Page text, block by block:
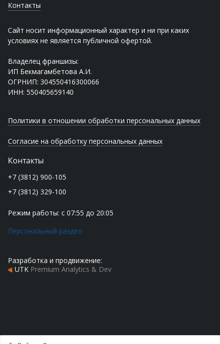
Контакты
Сайт носит информационный характер и ни при каких
условиях не является публичной офертой.
Владелец франшизы:
ИП Бекмагамбетова А.И.
ОГРНИП: 304550416300066
ИНН: 550405659140
Политики в отношении обработки персональных данных
Согласие на обработку персональных данных
Контакты
+7 (3812) 900-105
+7 (3812) 329-100
Режим работы: с 07:55 до 20:05
Персональный раздел
Разработка и продвижение:
UTK Premium Analytics & Dev